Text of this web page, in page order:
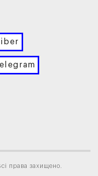
права захищено.